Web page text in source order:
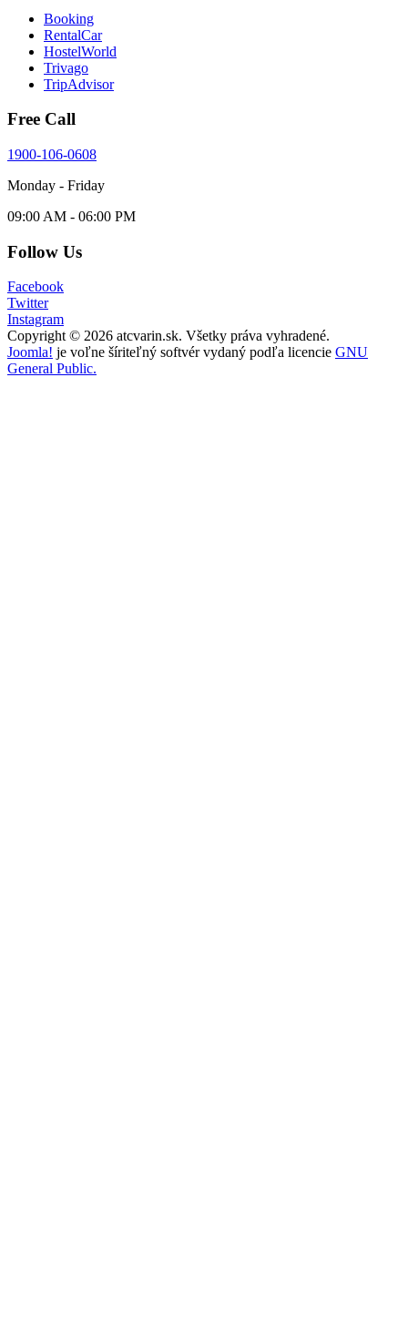
Booking
RentalCar
HostelWorld
Trivago
TripAdvisor
Free Call
1900-106-0608
Monday - Friday
09:00 AM - 06:00 PM
Follow Us
Facebook
Twitter
Instagram
Copyright © 2026 atcvarin.sk. Všetky práva vyhradené.
Joomla! je voľne šíriteľný softvér vydaný podľa licencie GNU
General Public.